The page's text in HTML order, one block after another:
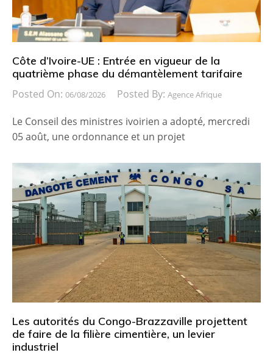
Côte d’Ivoire-UE : Entrée en vigueur de la
quatrième phase du démantèlement tarifaire
Posted On: 06/08/2026 Posted By: Agence Afrique
Le Conseil des ministres ivoirien a adopté, mercredi
05 août, une ordonnance et un projet
Les autorités du Congo-Brazzaville projettent
de faire de la filière cimentière, un levier
industriel